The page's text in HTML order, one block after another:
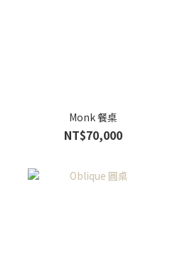
Monk 餐桌
NT$70,000